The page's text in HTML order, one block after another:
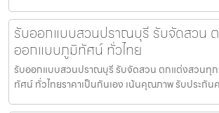
รับออกแบบสวนปราณบุรี รับจัดสวน
ออกแบบภูมิทัศน์ ทั่วไทย
รับออกแบบสวนปราณบุรี รับจัดสวน ตกแต่งสวนทุ
ทัศน์ ทั่วไทยราคาเป็นกันเอง เน้นคุณภาพ รับประกัน